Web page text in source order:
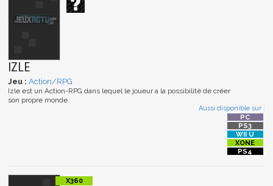
IZLE
Jeu : Action/RPG
Izle est un Action-RPG dans lequel le joueur a la possibilité de créer
son propre monde.
Aussi disponible sur :